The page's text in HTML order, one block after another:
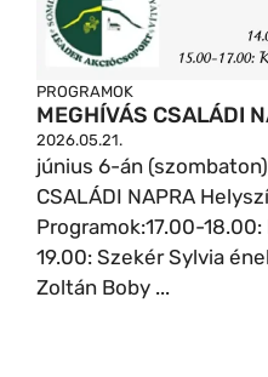
PROGRAMOK
MEGHÍVÁS CSALÁDI
2026.05.21.
június 6-án
CSALÁDI NAPRA
Programok:17.00-
19.00: Szekér Sylvia
Zoltán Boby ...